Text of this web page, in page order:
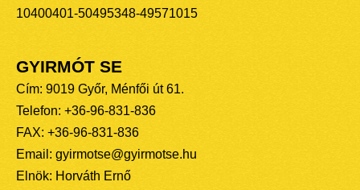
10400401-50495348-49571015
GYIRMÓT SE
Cím: 9019 Győr, Ménfői út 61.
Telefon: +36-96-831-836
FAX: +36-96-831-836
Email: gyirmotse@gyirmotse.hu
Elnök: Horváth Ernő